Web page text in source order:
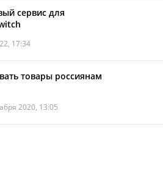
сервис для
17:34
товары россиянам
2020, 13:05